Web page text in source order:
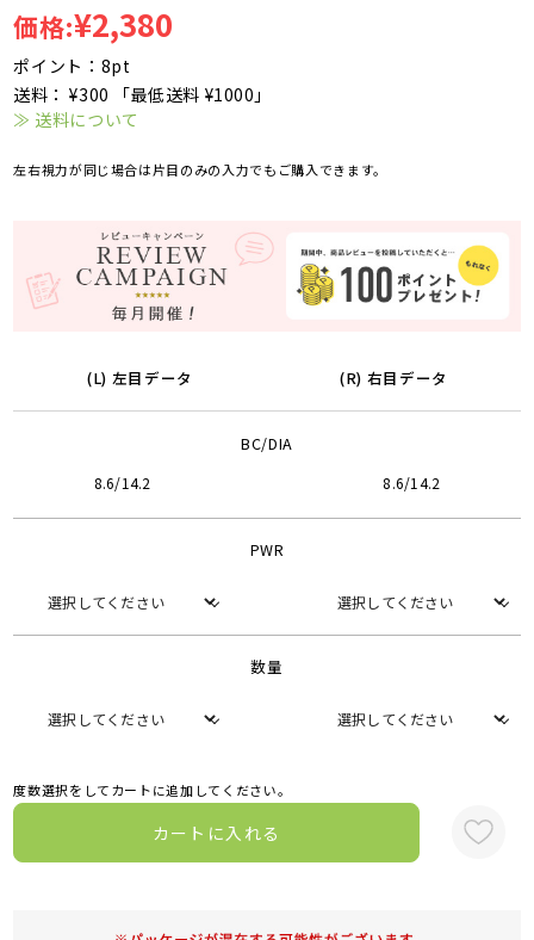
価格:¥2,380
ポイント：8pt
送料： ¥300 「最低送料 ¥1000」
≫ 送料について
左右視力が同じ場合は片目のみの入力でもご購入できます。
(L) 左目データ (R) 右目データ
BC/DIA
8.6/14.2 8.6/14.2
PWR
数量
度数選択をしてカートに追加してください。
カートに入れる